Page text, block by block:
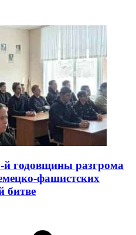
й годовщины разгрома
фашистских
битве